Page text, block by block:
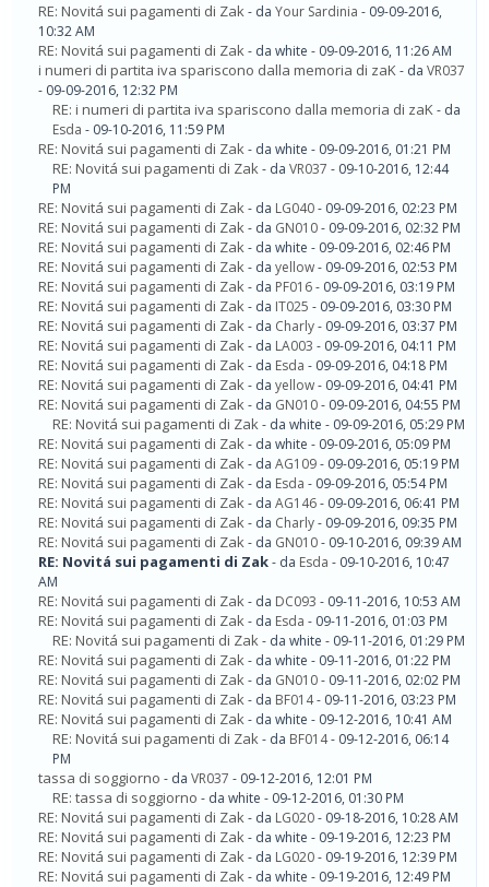
RE: Novitá sui pagamenti di Zak- da Your Sardinia - 09-09-2016,
10:32 AM
RE: Novitá sui pagamenti di Zak- da white - 09-09-2016, 11:26 AM
i numeri di partita iva spariscono dalla memoria di zaK- da VR037
- 09-09-2016, 12:32 PM
RE: i numeri di partita iva spariscono dalla memoria di zaK- da
Esda - 09-10-2016, 11:59 PM
RE: Novitá sui pagamenti di Zak- da white - 09-09-2016, 01:21 PM
RE: Novitá sui pagamenti di Zak- da VR037 - 09-10-2016, 12:44
PM
RE: Novitá sui pagamenti di Zak- da LG040- 09-09-2016, 02:23 PM
RE: Novitá sui pagamenti di Zak- da GN010- 09-09-2016, 02:32 PM
RE: Novitá sui pagamenti di Zak- da white - 09-09-2016, 02:46 PM
RE: Novitá sui pagamenti di Zak- da yellow- 09-09-2016, 02:53 PM
RE: Novitá sui pagamenti di Zak- da PF016- 09-09-2016, 03:19 PM
RE: Novitá sui pagamenti di Zak- da IT025 - 09-09-2016, 03:30 PM
RE: Novitá sui pagamenti di Zak- da Charly- 09-09-2016, 03:37 PM
RE: Novitá sui pagamenti di Zak- da LA003 - 09-09-2016, 04:11 PM
RE: Novitá sui pagamenti di Zak- da Esda - 09-09-2016, 04:18 PM
RE: Novitá sui pagamenti di Zak- da yellow- 09-09-2016, 04:41 PM
RE: Novitá sui pagamenti di Zak- da GN010- 09-09-2016, 04:55 PM
RE: Novitá sui pagamenti di Zak- da white - 09-09-2016, 05:29 PM
RE: Novitá sui pagamenti di Zak- da white - 09-09-2016, 05:09 PM
RE: Novitá sui pagamenti di Zak- da AG109- 09-09-2016, 05:19 PM
RE: Novitá sui pagamenti di Zak- da Esda - 09-09-2016, 05:54 PM
RE: Novitá sui pagamenti di Zak- da AG146- 09-09-2016, 06:41 PM
RE: Novitá sui pagamenti di Zak- da Charly- 09-09-2016, 09:35 PM
RE: Novitá sui pagamenti di Zak- da GN010- 09-10-2016, 09:39 AM
RE: Novitá sui pagamenti di Zak- da Esda - 09-10-2016, 10:47
AM
RE: Novitá sui pagamenti di Zak- da DC093 - 09-11-2016, 10:53 AM
RE: Novitá sui pagamenti di Zak- da Esda - 09-11-2016, 01:03 PM
RE: Novitá sui pagamenti di Zak- da white - 09-11-2016, 01:29 PM
RE: Novitá sui pagamenti di Zak- da white - 09-11-2016, 01:22 PM
RE: Novitá sui pagamenti di Zak- da GN010- 09-11-2016, 02:02 PM
RE: Novitá sui pagamenti di Zak- da BF014- 09-11-2016, 03:23 PM
RE: Novitá sui pagamenti di Zak- da white - 09-12-2016, 10:41 AM
RE: Novitá sui pagamenti di Zak- da BF014- 09-12-2016, 06:14
PM
tassa di soggiorno - da VR037 - 09-12-2016, 12:01 PM
RE: tassa di soggiorno - da white - 09-12-2016, 01:30 PM
RE: Novitá sui pagamenti di Zak- da LG020- 09-18-2016, 10:28 AM
RE: Novitá sui pagamenti di Zak- da white - 09-19-2016, 12:23 PM
RE: Novitá sui pagamenti di Zak- da LG020- 09-19-2016, 12:39 PM
RE: Novitá sui pagamenti di Zak- da white - 09-19-2016, 12:49 PM